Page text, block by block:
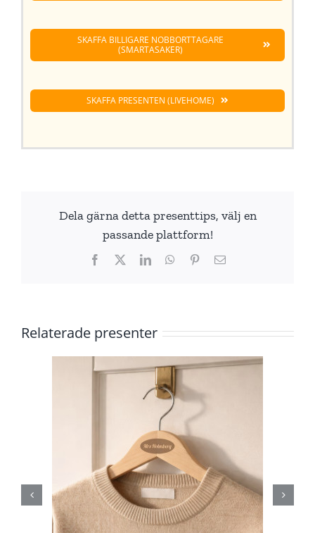
SKAFFA BILLIGARE NOBBORTTAGARE
(SMARTASAKER)
SKAFFA PRESENTEN (LIVEHOME)
Dela gärna detta presenttips, välj en
passande plattform!
Facebook LinkedInWhatsApp
Pinterest
E-
Relaterade presenter